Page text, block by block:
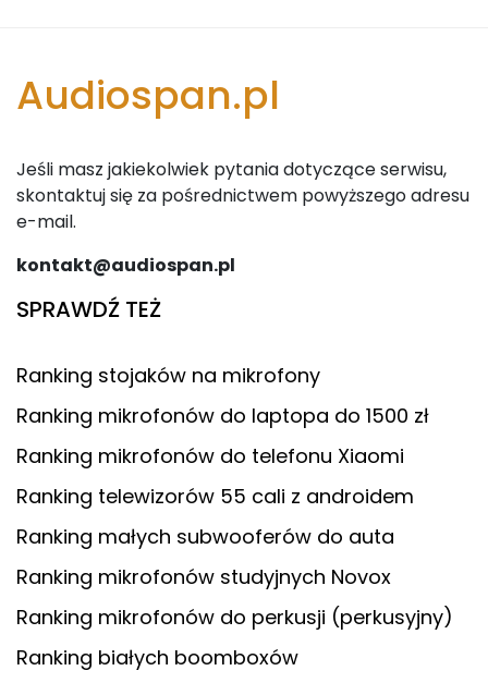
Audiospan.pl
Jeśli masz jakiekolwiek pytania dotyczące serwisu,
skontaktuj się za pośrednictwem powyższego adresu
e-mail.
kontakt@audiospan.pl
SPRAWDŹ TEŻ
Ranking stojaków na mikrofony
Ranking mikrofonów do laptopa do 1500 zł
Ranking mikrofonów do telefonu Xiaomi
Ranking telewizorów 55 cali z androidem
Ranking małych subwooferów do auta
Ranking mikrofonów studyjnych Novox
Ranking mikrofonów do perkusji (perkusyjny)
Ranking białych boomboxów